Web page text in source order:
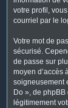
votre profil,
courriel par le
Votre mot de
sécurisé.
de passe sur
moyen d’accès
soigneusement
Do », de
légitimement